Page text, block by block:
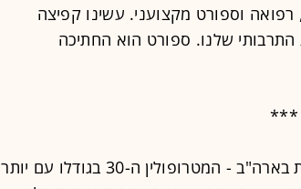
וספורט מקצועני. עשינו קפיצה
שלנו. ספורט הוא החתיכה
***
וגאס היא אחת הערים הגדולות האחרונות בארה"ב - המטרופולין ה-30 בגודלו עם יותר